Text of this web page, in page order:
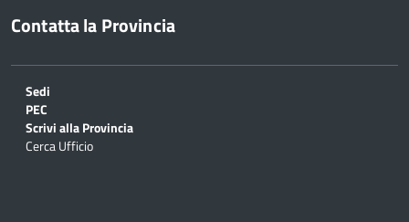
Contatta la Provincia
Sedi
PEC
Scrivi alla Provincia
Cerca Ufficio